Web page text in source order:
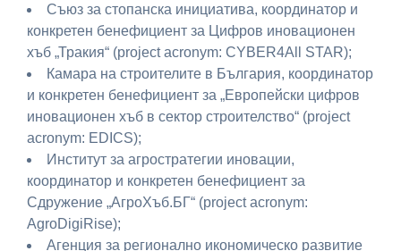
Съюз за стопанска инициатива, координатор и
конкретен бенефициент за Цифров иновационен
хъб „Тракия“ (project acronym: CYBER4All STAR);
Камара на строителите в България, координатор
и конкретен бенефициент за „Европейски цифров
иновационен хъб в сектор строителство“ (project
acronym: EDICS);
Институт за агростратегии иновации,
координатор и конкретен бенефициент за
Сдружение „АгроХъб.БГ“ (project acronym:
AgroDigiRise);
Агенция за регионално икономическо развитие